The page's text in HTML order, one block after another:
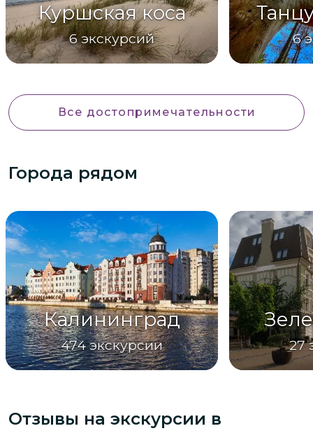
Куршская коса
6 экскурсий 6
Все достопримечательности
Города рядом
Калининград
474 экскурсии 27
Отзывы на экскурсии в